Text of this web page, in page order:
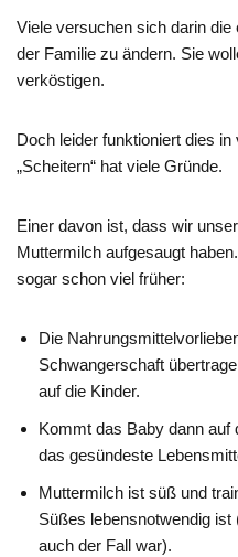
Viele versuchen sich darin
der Familie zu ändern. Sie
verköstigen.
Doch leider funktioniert dies
„Scheitern“ hat viele Gründe.
Einer davon ist, dass wir
Muttermilch aufgesaugt
sogar schon viel früher:
Die
Schwangerschaft
auf die Kinder.
Kommt das Baby dann auf
das gesündeste
Muttermilch ist süß und
Süßes lebensnotwendig
auch der Fall war).